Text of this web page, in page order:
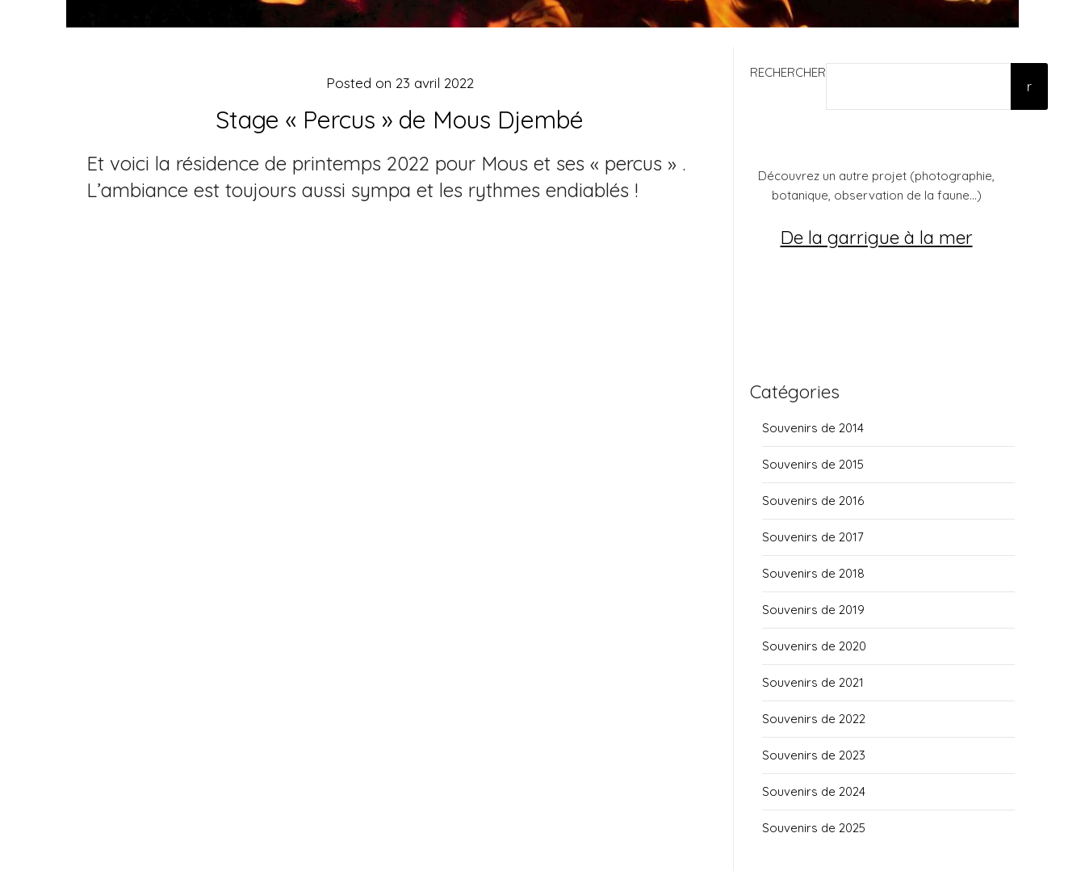
Stage « Percus » de Mous Djembé
Posted on 23 avril 2022
Et voici la résidence de printemps 2022 pour Mous et ses « percus » .
L’ambiance est toujours aussi sympa et les rythmes endiablés !
RECHERCHER
r
Découvrez un autre projet (photographie,
botanique, observation de la faune...)
De la garrigue à la mer
Catégories
Souvenirs de 2014
Souvenirs de 2015
Souvenirs de 2016
Souvenirs de 2017
Souvenirs de 2018
Souvenirs de 2019
Souvenirs de 2020
Souvenirs de 2021
Souvenirs de 2022
Souvenirs de 2023
Souvenirs de 2024
Souvenirs de 2025